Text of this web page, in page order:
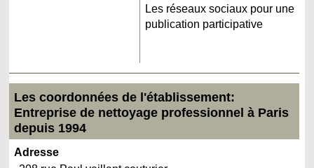
Les réseaux sociaux pour une
publication participative
Les coordonnées de l'établissement:
Entreprise de nettoyage professionnel à Paris
depuis 1994
Adresse